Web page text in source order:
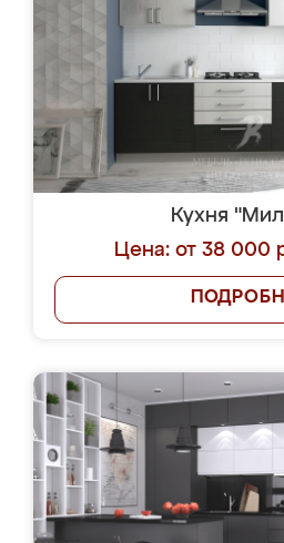
Кухня
Цена: от 38 000